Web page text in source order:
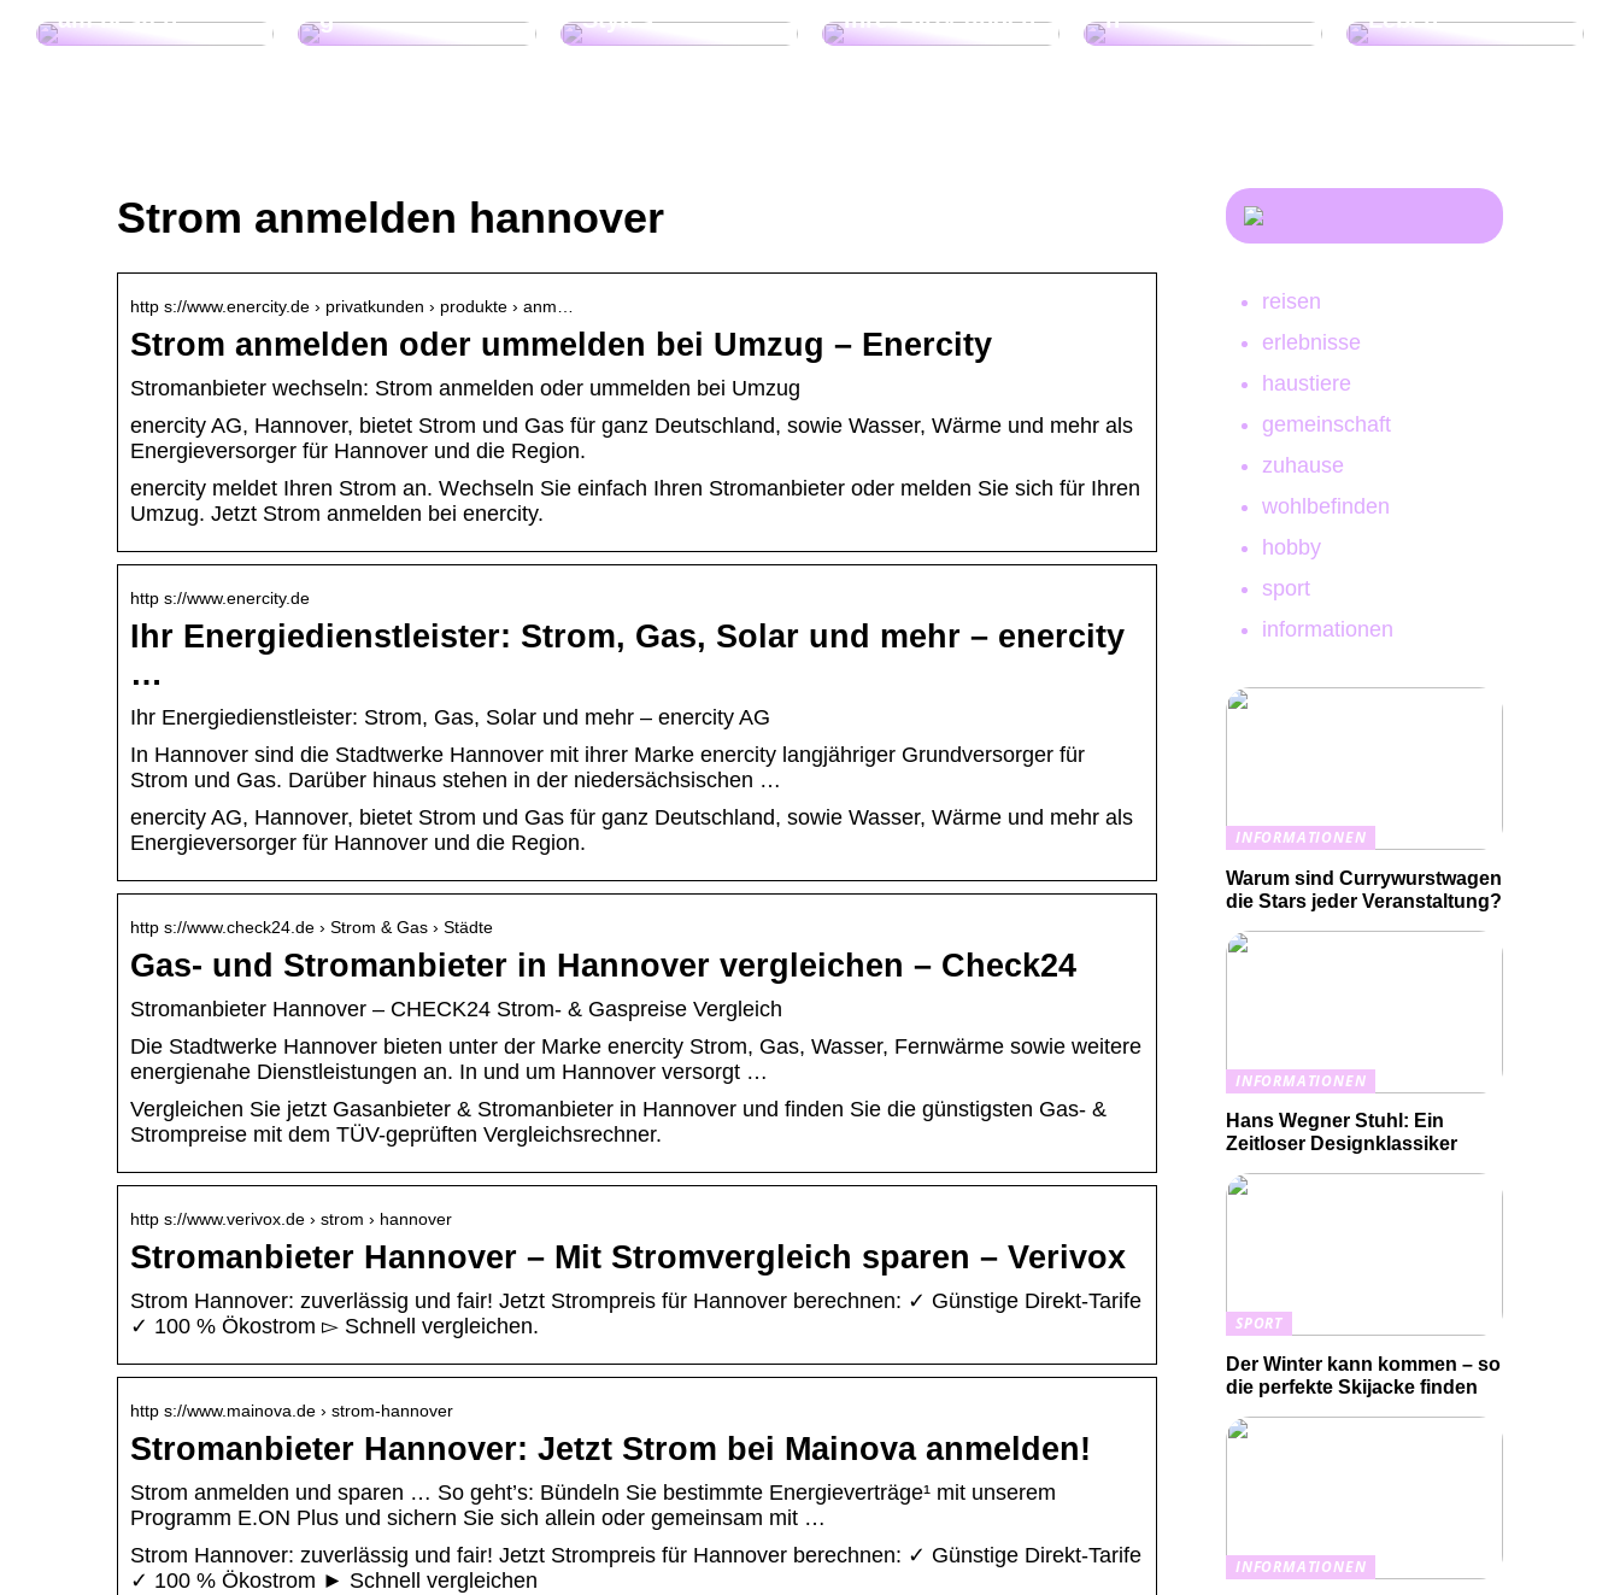
am besten
g
Styles
Ihre Party finden
n
Leben!
Strom anmelden hannover
http s://www.enercity.de › privatkunden › produkte › anm…
Strom anmelden oder ummelden bei Umzug – Enercity
Stromanbieter wechseln: Strom anmelden oder ummelden bei Umzug
enercity AG, Hannover, bietet Strom und Gas für ganz Deutschland, sowie Wasser, Wärme und mehr als
Energieversorger für Hannover und die Region.
enercity meldet Ihren Strom an. Wechseln Sie einfach Ihren Stromanbieter oder melden Sie sich für Ihren
Umzug. Jetzt Strom anmelden bei enercity.
http s://www.enercity.de
Ihr Energiedienstleister: Strom, Gas, Solar und mehr – enercity
…
Ihr Energiedienstleister: Strom, Gas, Solar und mehr – enercity AG
In Hannover sind die Stadtwerke Hannover mit ihrer Marke enercity langjähriger Grundversorger für
Strom und Gas. Darüber hinaus stehen in der niedersächsischen …
enercity AG, Hannover, bietet Strom und Gas für ganz Deutschland, sowie Wasser, Wärme und mehr als
Energieversorger für Hannover und die Region.
http s://www.check24.de › Strom & Gas › Städte
Gas- und Stromanbieter in Hannover vergleichen – Check24
Stromanbieter Hannover – CHECK24 Strom- & Gaspreise Vergleich
Die Stadtwerke Hannover bieten unter der Marke enercity Strom, Gas, Wasser, Fernwärme sowie weitere
energienahe Dienstleistungen an. In und um Hannover versorgt …
Vergleichen Sie jetzt Gasanbieter & Stromanbieter in Hannover und finden Sie die günstigsten Gas- &
Strompreise mit dem TÜV-geprüften Vergleichsrechner.
http s://www.verivox.de › strom › hannover
Stromanbieter Hannover – Mit Stromvergleich sparen – Verivox
Strom Hannover: zuverlässig und fair! Jetzt Strompreis für Hannover berechnen: ✓ Günstige Direkt-Tarife
✓ 100 % Ökostrom ▻ Schnell vergleichen.
http s://www.mainova.de › strom-hannover
Stromanbieter Hannover: Jetzt Strom bei Mainova anmelden!
Strom anmelden und sparen … So geht’s: Bündeln Sie bestimmte Energieverträge¹ mit unserem
Programm E.ON Plus und sichern Sie sich allein oder gemeinsam mit …
Strom Hannover: zuverlässig und fair! Jetzt Strompreis für Hannover berechnen: ✓ Günstige Direkt-Tarife
✓ 100 % Ökostrom ► Schnell vergleichen
reisen
erlebnisse
haustiere
gemeinschaft
zuhause
wohlbefinden
hobby
sport
informationen
INFORMATIONEN
Warum sind Currywurstwagen
die Stars jeder Veranstaltung?
INFORMATIONEN
Hans Wegner Stuhl: Ein
Zeitloser Designklassiker
SPORT
Der Winter kann kommen – so
die perfekte Skijacke finden
INFORMATIONEN